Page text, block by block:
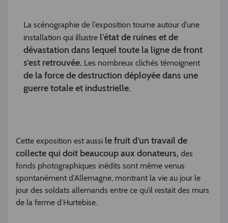
La scénographie de l’exposition tourne autour d’une
installation qui illustre l’état de ruines et de
dévastation dans lequel toute la ligne de front
s’est retrouvée. Les nombreux clichés témoignent
de la force de destruction déployée dans une
guerre totale et industrielle.
Cette exposition est aussi le fruit d’un travail de
collecte qui doit beaucoup aux donateurs, des
fonds photographiques inédits sont même venus
spontanément d’Allemagne, montrant la vie au jour le
jour des soldats allemands entre ce qu’il restait des murs
de la ferme d’Hurtebise.